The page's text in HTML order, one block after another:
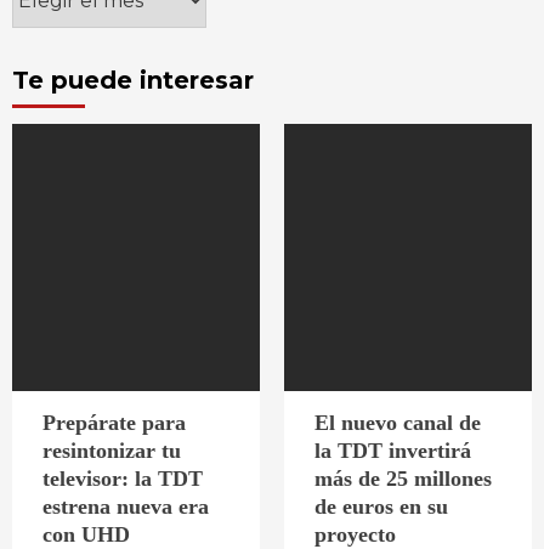
Te puede interesar
Prepárate para
resintonizar tu
televisor: la TDT
estrena nueva era
con UHD
El nuevo canal de
la TDT invertirá
más de 25 millones
de euros en su
proyecto